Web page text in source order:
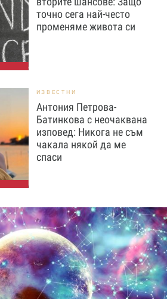
точно сега най-често
променяме живота си
ИЗВЕСТНИ
Антония Петрова-
Батинкова с неочаквана
изповед: Никога не съм
чакала някой да ме
спаси